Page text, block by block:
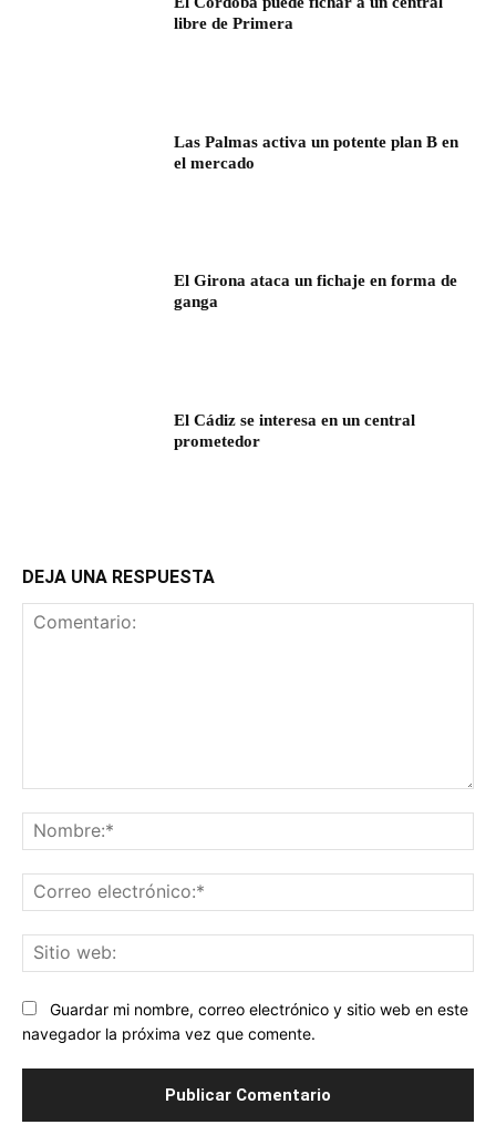
libre de Primera
Las Palmas activa un potente plan B en
el mercado
El Girona ataca un fichaje en forma de
ganga
El Cádiz se interesa en un central
prometedor
DEJA UNA RESPUESTA
Guardar mi nombre, correo electrónico y sitio web en este
navegador la próxima vez que comente.